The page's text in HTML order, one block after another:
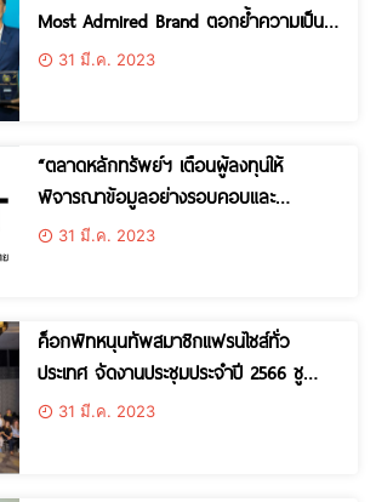
Most Admired Brand ตอกย้ำความเป็น
แบรนด์และบริษัทที่ผู้บริโภคเชื่อมั่นมากที่สุด
31 มี.ค. 2023
“ตลาดหลักทรัพย์ฯ เตือนผู้ลงทุนให้
พิจารณาข้อมูลอย่างรอบคอบและ
ระมัดระวัง ก่อนเข้าซื้อขายในหลักทรัพย์
31 มี.ค. 2023
ค็อกพิทหนุนทัพสมาชิกแฟรนไชส์ทั่ว
ประเทศ จัดงานประชุมประจำปี 2566 ชู
กลยุทธ์เสริมแกร่งธุรกิจให้เติบโตอย่างยั่งยืน
31 มี.ค. 2023